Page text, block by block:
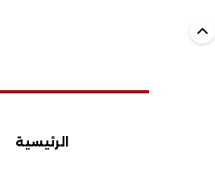
الرئيسية